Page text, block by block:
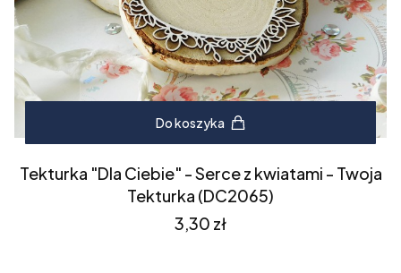
Do koszyka
Tekturka "Dla Ciebie" - Serce z kwiatami - Twoja
Tekturka (DC2065)
Cena
3,30 zł